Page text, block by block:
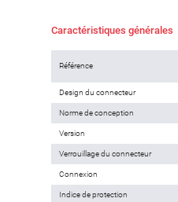
Caractéristiques générales
Référence
Design du connecteur
Norme de conception
Version
Verrouillage du connecteur
Connexion
Indice de protection